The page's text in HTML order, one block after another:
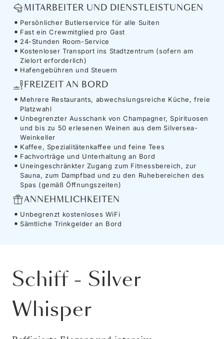
MITARBEITER UND DIENSTLEISTUNGEN
Persönlicher Butlerservice für alle Suiten
Fast ein Crewmitglied pro Gast
24-Stunden Room-Service
Kostenloser Transport ins Stadtzentrum (sofern am
Zielort erforderlich)
Hafengebühren und Steuern
FREIZEIT AN BORD
Mehrere Restaurants, abwechslungsreiche Küche, freie
Platzwahl
Unbegrenzter Ausschank von Champagner, Spirituosen
und bis zu 50 erlesenen Weinen aus dem Silversea-
Weinkeller
Kaffee, Spezialitätenkaffee und feine Tees
Fachvorträge und Unterhaltung an Bord
Uneingeschränkter Zugang zum Fitnessbereich, zur
Sauna, zum Dampfbad und zu den Ruhebereichen des
Spas (gemäß Öffnungszeiten)
ANNEHMLICHKEITEN
Unbegrenzt kostenloses WiFi
Sämtliche Trinkgelder an Bord
Schiff- Silver
Whisper